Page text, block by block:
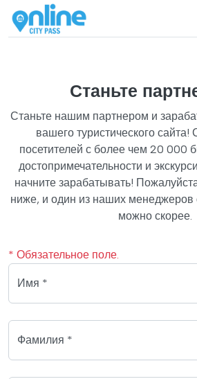
Станьте
Станьте нашим партнером и
вашего туристического
посетителей с более чем 20 000
достопримечательности и
начните зарабатывать!
ниже, и один из наших менеджеров
можно скорее.
* Обязательное поле.
Имя *
Фамилия *